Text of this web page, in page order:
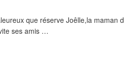
que réserve Joêlle,la maman
ses amis …